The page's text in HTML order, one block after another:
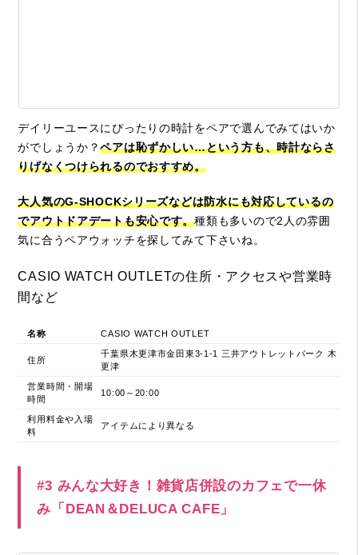
デイリーユースにぴったりの時計をペアで選んでみてはいか
がでしょうか？ペアは恥ずかしい…という方も、時計ならさ
りげなくつけられるのでおすすめ。
大人気のG-SHOCKシリーズなどは防水にも対応しているの
でアウトドアデートも安心です。種類も多いので2人の雰囲
気に合うペアウォッチを探してみて下さいね。
CASIO WATCH OUTLETの住所・アクセスや営業時
間など
名称 CASIO WATCH OUTLET
住所
千葉県木更津市金田東3-1-1 三井アウトレットパーク 木
更津
営業時間・開場
時間
10:00～20:00
利用料金や入場
料
アイテムにより異なる
#3 みんな大好き！雑貨店併設のカフェで一休
み「DEAN＆DELUCA CAFE」